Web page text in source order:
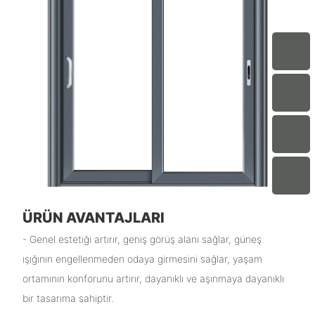
ÜRÜN AVANTAJLARI
- Genel estetiği artırır, geniş görüş alanı sağlar, güneş
ışığının engellenmeden odaya girmesini sağlar, yaşam
ortamının konforunu artırır, dayanıklı ve aşınmaya dayanıklı
bir tasarıma sahiptir.